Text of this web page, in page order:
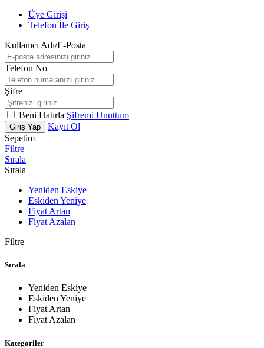
Üye Girişi
Telefon İle Giriş
Kullanıcı Adı/E-Posta
Telefon No
Şifre
Beni Hatırla Şifremi Unuttum
Giriş Yap
Kayıt Ol
Sepetim
Filtre
Sırala
Sırala
Yeniden Eskiye
Eskiden Yeniye
Fiyat Artan
Fiyat Azalan
Filtre
Sırala
Yeniden Eskiye
Eskiden Yeniye
Fiyat Artan
Fiyat Azalan
Kategoriler